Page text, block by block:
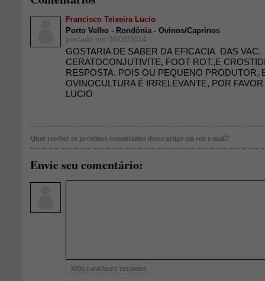
Francisco Teixeira Lucio
Porto Velho - Rondônia - Ovinos/Caprinos
postado em 08/08/2014
GOSTARIA DE SABER DA EFICACIA DAS VAC.
CERATOCONJUTIVITE, FOOT ROT.,E
RESPOSTA. POIS OU PEQUENO PRODUTOR,
OVINOCULTURA É IRRELEVANTE, POR
LUCIO
Quer receber os próximos comentários desse artigo em seu e-mail?
Envie seu comentário:
3000 caracteres restantes